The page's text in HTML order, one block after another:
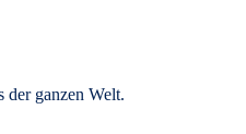
der ganzen Welt.